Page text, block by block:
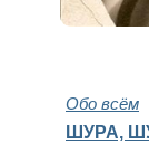
Обо всём
ШУРА,